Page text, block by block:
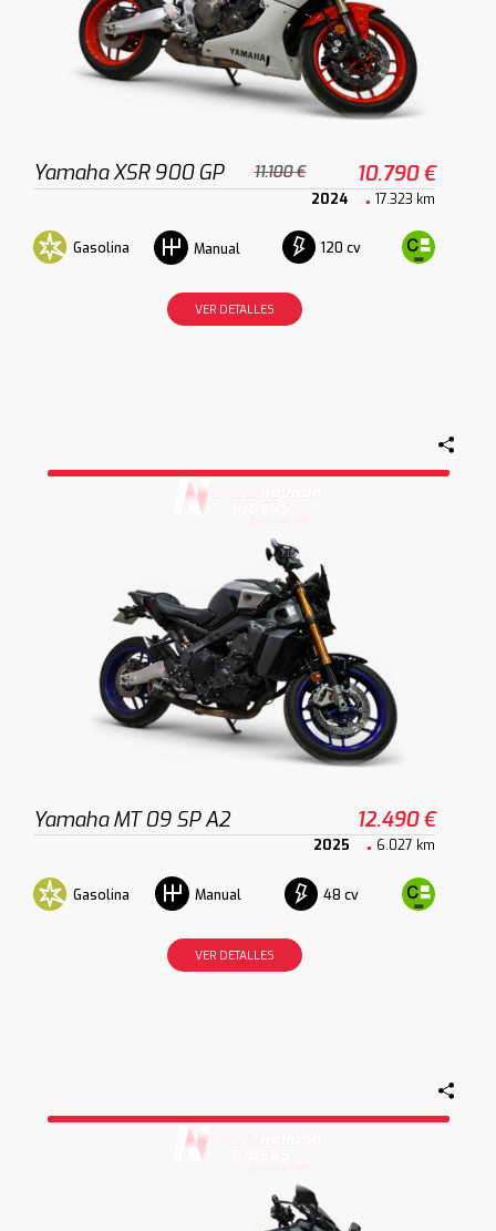
Yamaha XSR 900 GP 11.100 € 10.790 €
2024 17.323 km
Gasolina Manual 120 cv
VER DETALLES
Yamaha MT 09 SP A2 12.490 €
2025 6.027 km
Gasolina Manual 48 cv
VER DETALLES